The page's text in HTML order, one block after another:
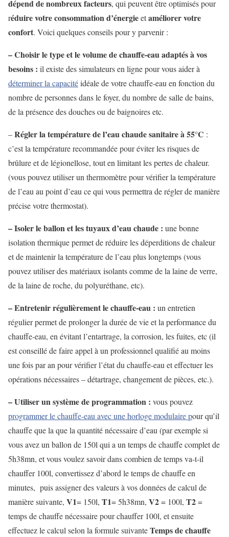
dépend de nombreux facteurs, qui peuvent être optimisés pour
réduire votre consommation d’énergieetaméliorer votre
confort. Voici quelques conseils pour y parvenir :
– Choisir le type et le volume de chauffe-eau adaptés à vos
besoins : il existe des simulateurs en ligne pour vous aider à
déterminer la capacitéidéale de votre chauffe-eau en fonction du
nombre de personnes dans le foyer, du nombre de salle de bains,
de la présence des douches ou de baignoires etc.
–Régler la température de l’eau chaude sanitaire à 55°C :
c’est la température recommandée pour éviter les risques de
brûlure et de légionellose, tout en limitant les pertes de chaleur.
(vous pouvez utiliser un thermomètre pour vérifier la température
de l’eau au point d’eau ce qui vous permettra de régler de manière
précise votre thermostat).
– Isoler le ballon et les tuyaux d’eau chaude : une bonne
isolation thermique permet de réduire les déperditions de chaleur
et de maintenir la température de l’eau plus longtemps (vous
pouvez utiliser des matériaux isolants comme de la laine de verre,
de la laine de roche, du polyuréthane, etc).
– Entretenir régulièrement le chauffe-eau : un entretien
régulier permet de prolonger la durée de vie et la performance du
chauffe-eau, en évitant l’entartrage, la corrosion, les fuites, etc (il
est conseillé de faire appel à un professionnel qualifié au moins
une fois par an pour vérifier l’état du chauffe-eau et effectuer les
opérations nécessaires – détartrage, changement de pièces, etc.).
– Utiliser un système de programmation : vous pouvez
programmer le chauffe-eau avec une horloge modulaire pour qu’il
chauffe que la que la quantité nécessaire d’eau (par exemple si
vous avez un ballon de 150l qui a un temps de chauffe complet de
5h38mn, et vous voulez savoir dans combien de temps va-t-il
chauffer 100l, convertissez d’abord le temps de chauffe en
minutes, puis assigner des valeurs à vos données de calcul de
manière suivante, V1= 150l, T1= 5h38mn, V2= 100l, T2=
temps de chauffe nécessaire pour chauffer 100l, et ensuite
effectuez le calcul selon la formule suivanteTemps de chauffe